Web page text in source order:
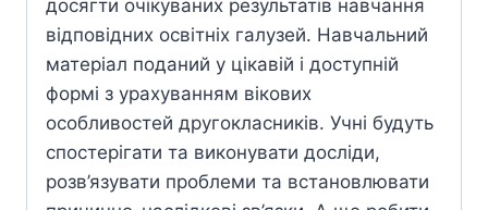
досягти очікуваних результатів навчання
відповідних освітніх галузей. Навчальний
матеріал поданий у цікавій і доступній
формі з урахуванням вікових
особливостей другокласників. Учні будуть
спостерігати та виконувати досліди,
розв’язувати проблеми та встановлювати